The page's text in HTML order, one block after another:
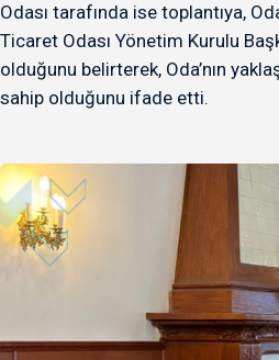
Odası tarafında ise toplantıya,
Ticaret Odası Yönetim Kurulu
olduğunu belirterek, Oda’nın
sahip olduğunu ifade etti.